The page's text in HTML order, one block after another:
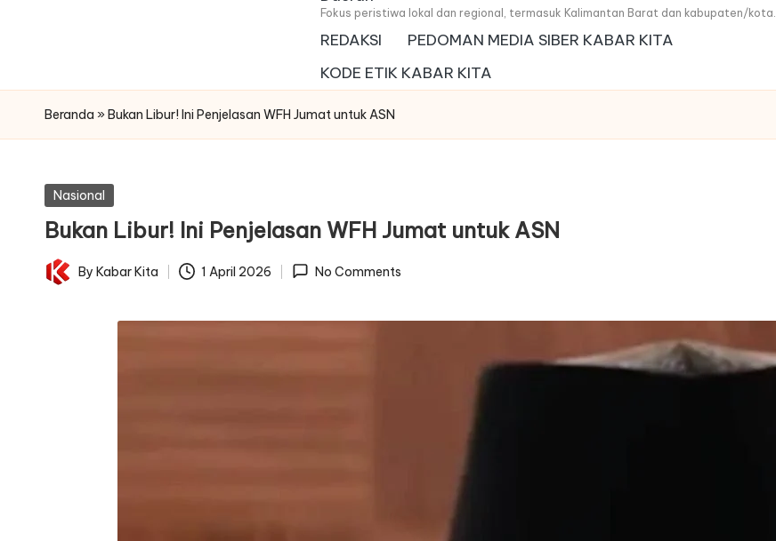
Fokus peristiwa lokal dan regional, termasuk Kalimantan Barat dan kabupaten/kota.
REDAKSI
PEDOMAN MEDIA SIBER KABAR KITA
KODE ETIK KABAR KITA
Beranda » Bukan Libur! Ini Penjelasan WFH Jumat untuk ASN
Posted
Nasional
Bukan Libur! Ini Penjelasan WFH Jumat untuk ASN
Posted
By Kabar Kita 1 April 2026 No Comments